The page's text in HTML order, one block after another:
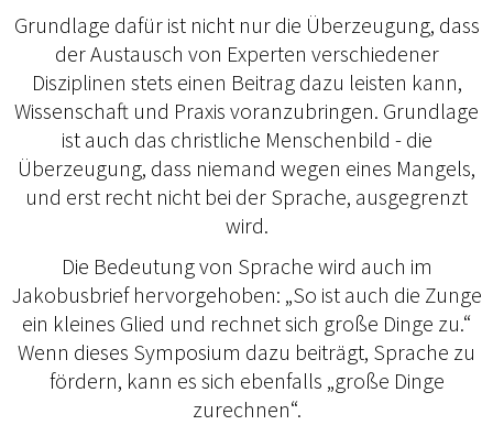
Grundlage dafür ist nicht nur die Überzeugung, dass
der Austausch von Experten verschiedener
Disziplinen stets einen Beitrag dazu leisten kann,
Wissenschaft und Praxis voranzubringen. Grundlage
ist auch das christliche Menschenbild - die
Überzeugung, dass niemand wegen eines Mangels,
und erst recht nicht bei der Sprache, ausgegrenzt
wird.
Die Bedeutung von Sprache wird auch im
Jakobusbrief hervorgehoben: „So ist auch die Zunge
ein kleines Glied und rechnet sich große Dinge zu.“
Wenn dieses Symposium dazu beiträgt, Sprache zu
fördern, kann es sich ebenfalls „große Dinge
zurechnen“.